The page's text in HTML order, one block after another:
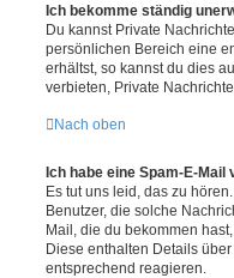
Ich bekomme ständig
Du kannst Private
persönlichen Bereich eine
erhältst, so kannst du dies
verbieten, Private
Nach oben
Ich habe eine Spam-E-
Es tut uns leid, das zu
Benutzer, die solche
Mail, die du bekommen
Diese enthalten Details
entsprechend reagieren.